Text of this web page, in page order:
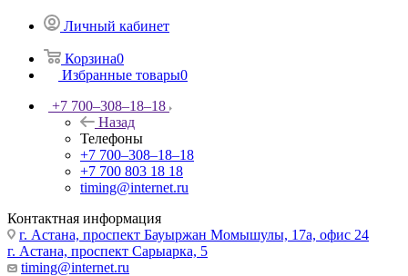
Личный кабинет
Корзина0
Избранные товары0
+7 700‒308‒18‒18
Назад
Телефоны
+7 700‒308‒18‒18
+7 700 803 18 18
timing@internet.ru
Контактная информация
г. Астана, проспект Бауыржан Момышулы, 17а, офис 24
г. Астана, проспект Сарыарка, 5
timing@internet.ru